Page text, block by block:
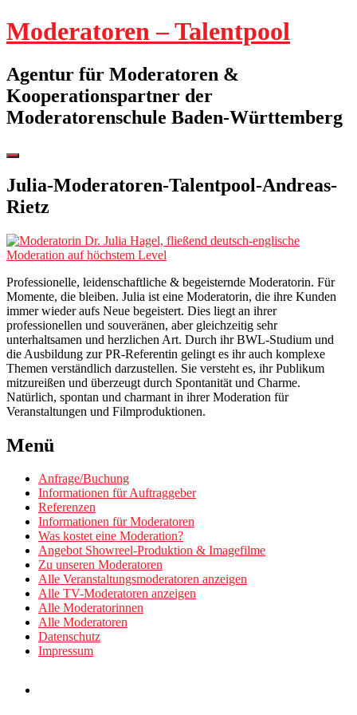
Springe
zum
Moderatoren – Talentpool
Agentur für Moderatoren &
Kooperationspartner der
Moderatorenschule Baden-Württemberg
Seitenleiste
Julia-Moderatoren-Talentpool-Andreas-
Rietz
Professionelle, leidenschaftliche & begeisternde Moderatorin. Für
Momente, die bleiben. Julia ist eine Moderatorin, die ihre Kunden
immer wieder aufs Neue begeistert. Dies liegt an ihrer
professionellen und souveränen, aber gleichzeitig sehr
unterhaltsamen und herzlichen Art. Durch ihr BWL-Studium und
die Ausbildung zur PR-Referentin gelingt es ihr auch komplexe
Themen verständlich darzustellen. Sie versteht es, ihr Publikum
mitzureißen und überzeugt durch Spontanität und Charme.
Natürlich, spontan und charmant in ihrer Moderation für
Veranstaltungen und Filmproduktionen.
Beitrags-
←Dr.
Julia
Menü
Anfrage/Buchung
Informationen für Auftraggeber
Referenzen
Informationen für Moderatoren
Was kostet eine Moderation?
Angebot Showreel-Produktion & Imagefilme
Zu unseren Moderatoren
Alle Veranstaltungsmoderatoren anzeigen
Alle TV-Moderatoren anzeigen
Alle Moderatorinnen
Alle Moderatoren
Datenschutz
Impressum